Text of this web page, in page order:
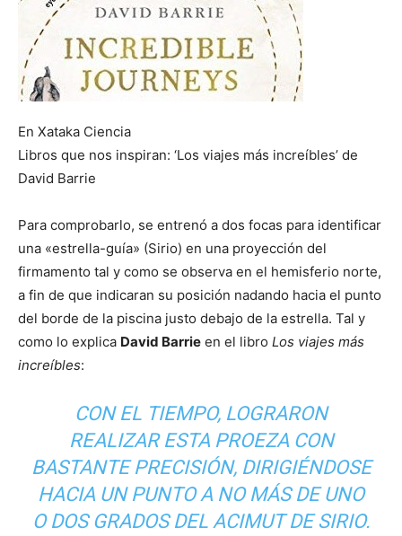
En Xataka Ciencia
Libros que nos inspiran: ‘Los viajes más increíbles’ de
David Barrie
Para comprobarlo, se entrenó a dos focas para identificar
una «estrella-guía» (Sirio) en una proyección del
firmamento tal y como se observa en el hemisferio norte,
a fin de que indicaran su posición nadando hacia el punto
del borde de la piscina justo debajo de la estrella. Tal y
como lo explica David Barrie en el libro Los viajes más
increíbles:
CON EL TIEMPO, LOGRARON
REALIZAR ESTA PROEZA CON
BASTANTE PRECISIÓN, DIRIGIÉNDOSE
HACIA UN PUNTO A NO MÁS DE UNO
O DOS GRADOS DEL ACIMUT DE SIRIO.